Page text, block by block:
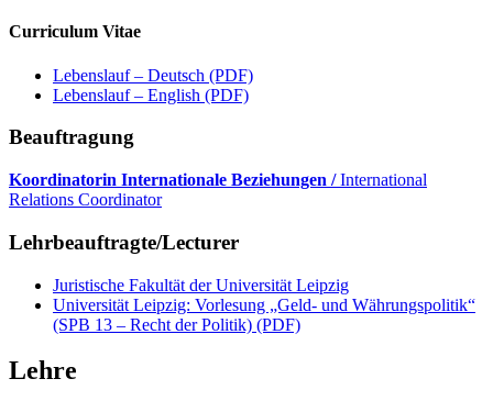
Curriculum Vitae
Lebenslauf – Deutsch (PDF)
Lebenslauf – English (PDF)
Beauftragung
Koordinatorin Internationale Beziehungen /International
Relations Coordinator
Lehrbeauftragte/Lecturer
Juristische Fakultät der Universität Leipzig
Universität Leipzig: Vorlesung „Geld- und Währungspolitik“
(SPB 13 – Recht der Politik) (PDF)
Lehre